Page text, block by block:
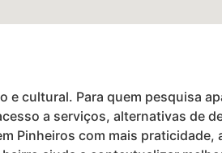
e cultural. Para quem pesquisa
a serviços, alternativas de
Pinheiros com mais